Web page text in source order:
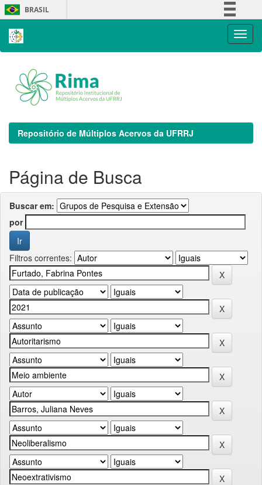
Skip
navigation
BRASIL
Repositório de Múltiplos Acervos da UFRRJ
Página de Busca
Buscar em:
por
Filtros correntes: